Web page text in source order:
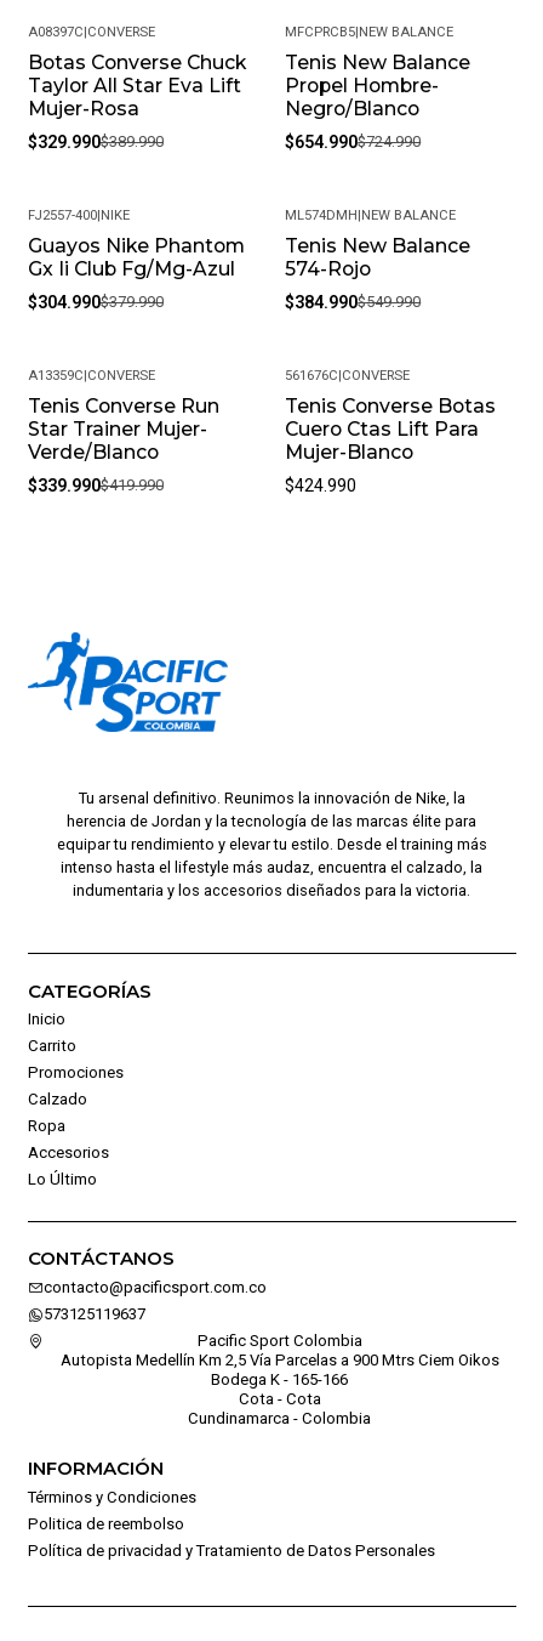
-15%
A08397C|CONVERSE
Botas Converse Chuck
Taylor All Star Eva Lift
Mujer-Rosa
$329.990$389.990
-10%
MFCPRCB5|NEW BALANCE
Tenis New Balance
Propel Hombre-
Negro/Blanco
$654.990$724.990
-20%
FJ2557-400|NIKE
Guayos Nike Phantom
Gx Ii Club Fg/Mg-Azul
$304.990$379.990
-30%
ML574DMH|NEW BALANCE
Tenis New Balance
574-Rojo
$384.990$549.990
-19%
A13359C|CONVERSE
Tenis Converse Run
Star Trainer Mujer-
Verde/Blanco
$339.990$419.990
561676C|CONVERSE
Tenis Converse Botas
Cuero Ctas Lift Para
Mujer-Blanco
$424.990
Tu arsenal definitivo. Reunimos la innovación de Nike, la
herencia de Jordan y la tecnología de las marcas élite para
equipar tu rendimiento y elevar tu estilo. Desde el training más
intenso hasta el lifestyle más audaz, encuentra el calzado, la
indumentaria y los accesorios diseñados para la victoria.
CATEGORÍAS
Inicio
Carrito
Promociones
Calzado
Ropa
Accesorios
Lo Último
CONTÁCTANOS
contacto@pacificsport.com.co
573125119637
Pacific Sport Colombia
Autopista Medellín Km 2,5 Vía Parcelas a 900 Mtrs Ciem Oikos
Bodega K - 165-166
Cota - Cota
Cundinamarca - Colombia
INFORMACIÓN
Términos y Condiciones
Politica de reembolso
Política de privacidad y Tratamiento de Datos Personales